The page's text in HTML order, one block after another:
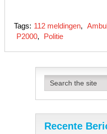
Tags: 112 meldingen,
P2000, Politie
Recente